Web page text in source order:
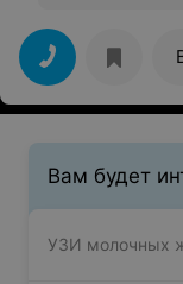
Вам будет
УЗИ молочных